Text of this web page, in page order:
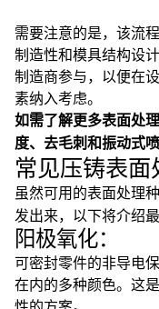
需要注意的是，该流
制造性和模具结构设
制造商参与，以便在
素纳入考虑。
如需了解更多表面处
度、去毛刺和振动式
常见压铸表面
虽然可用的表面处理
发出来，以下将介绍
阳极氧化：
可密封零件的非导电
在内的多种颜色。这